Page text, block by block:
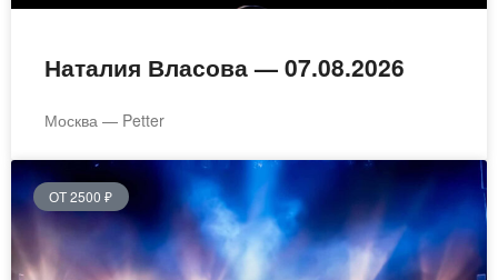
Наталия Власова — 07.08.2026
Москва — Petter
ОТ 2500 ₽